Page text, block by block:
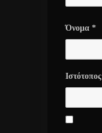
Όνομα *
Ιστότοπος